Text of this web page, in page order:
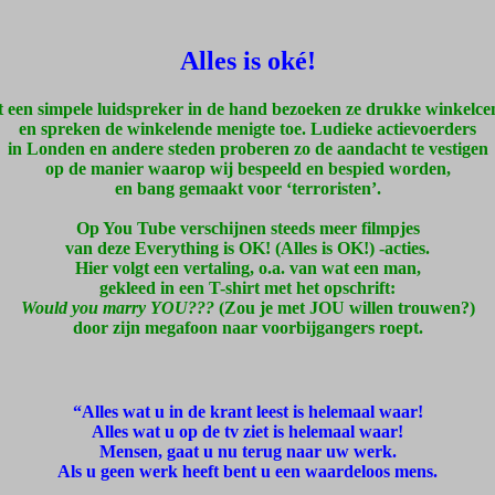
Alles is oké!
een simpele luidspreker in de hand bezoeken ze drukke
en spreken de winkelende menigte toe. Ludieke actievoerders
in Londen en andere steden proberen zo de aandacht te vestigen
op de manier waarop wij bespeeld en bespied worden,
en bang gemaakt voor ‘terroristen’.
Op You Tube verschijnen steeds meer filmpjes
van deze Everything is OK! (Alles is OK!) -acties.
Hier volgt een vertaling, o.a. van wat een man,
gekleed in een T-shirt met het opschrift:
Would you marry YOU???(Zou je met JOU willen trouwen?)
door zijn megafoon naar voorbijgangers roept.
“Alles wat u in de krant leest is helemaal waar!
Alles wat u op de tv ziet is helemaal waar!
Mensen, gaat u nu terug naar uw werk.
Als u geen werk heeft bent u een waardeloos mens.